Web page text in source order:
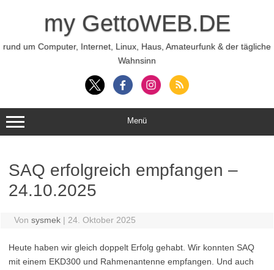
my GettoWEB.DE
rund um Computer, Internet, Linux, Haus, Amateurfunk & der tägliche
Wahnsinn
Menü
SAQ erfolgreich empfangen –
24.10.2025
Von sysmek | 24. Oktober 2025
Heute haben wir gleich doppelt Erfolg gehabt. Wir konnten SAQ
mit einem EKD300 und Rahmenantenne empfangen. Und auch